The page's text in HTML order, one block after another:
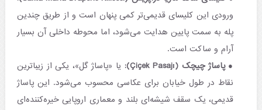
ورودی این کلیسای قدیمی‌تر کمی پنهان است و از طریق چندین
پله به سمت پایین هدایت می‌شود، اما محوطه داخلی آن بسیار
آرام و ساکت است.
پاساژ چیچک (Çiçek Pasajı):
یا «پاساژ گل»، یکی از زیباترین
نقاط در طول خیابان برای عکاسی محسوب می‌شود. این پاساژ
قدیمی، یک سقف شیشه‌ای بلند و معماری اروپایی خیره‌کننده‌ای